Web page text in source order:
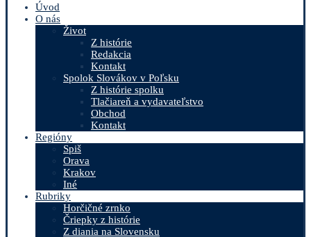
Úvod
O nás
Život
Z histórie
Redakcia
Kontakt
Spolok Slovákov v Poľsku
Z histórie spolku
Tlačiareň a vydavateľstvo
Obchod
Kontakt
Regióny
Spiš
Orava
Krakov
Iné
Rubriky
Horčičné zrnko
Čriepky z histórie
Z diania na Slovensku